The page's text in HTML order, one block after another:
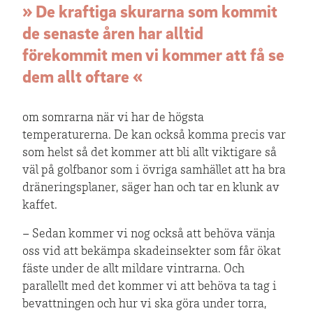
» De kraftiga skurarna som kommit
de senaste åren har alltid
förekommit men vi kommer att få se
dem allt oftare «
om somrarna när vi har de högsta
temperaturerna. De kan också komma precis var
som helst så det kommer att bli allt viktigare så
väl på golfbanor som i övriga samhället att ha bra
dräneringsplaner, säger han och tar en klunk av
kaffet.
– Sedan kommer vi nog också att behöva vänja
oss vid att bekämpa skadeinsekter som får ökat
fäste under de allt mildare vintrarna. Och
parallellt med det kommer vi att behöva ta tag i
bevattningen och hur vi ska göra under torra,